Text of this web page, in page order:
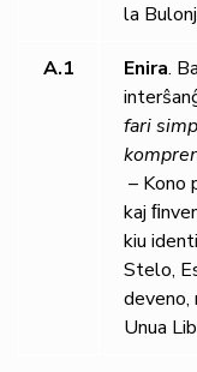
la
A.1 Enira.
fari
– Kono
kaj
kiu
Stelo,
deveno,
Unua